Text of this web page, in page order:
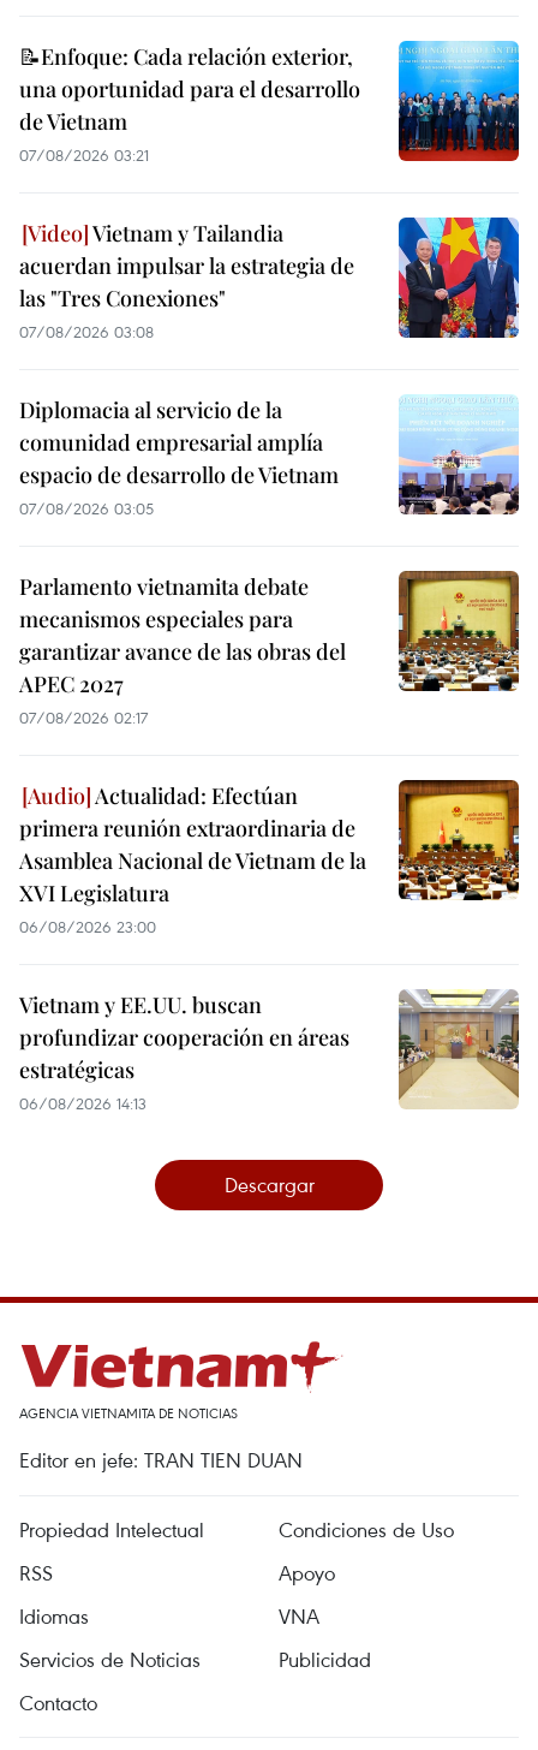
📝Enfoque: Cada relación exterior,
una oportunidad para el desarrollo
de Vietnam
07/08/2026 03:21
Vietnam y Tailandia
acuerdan impulsar la estrategia de
las "Tres Conexiones"
07/08/2026 03:08
Diplomacia al servicio de la
comunidad empresarial amplía
espacio de desarrollo de Vietnam
07/08/2026 03:05
Parlamento vietnamita debate
mecanismos especiales para
garantizar avance de las obras del
APEC 2027
07/08/2026 02:17
Actualidad: Efectúan
primera reunión extraordinaria de
Asamblea Nacional de Vietnam de la
XVI Legislatura
06/08/2026 23:00
Vietnam y EE.UU. buscan
profundizar cooperación en áreas
estratégicas
06/08/2026 14:13
Descargar
AGENCIA VIETNAMITA DE NOTICIAS
Editor en jefe: TRAN TIEN DUAN
Propiedad Intelectual
Condiciones de Uso
RSS
Apoyo
Idiomas
VNA
Servicios de Noticias
Publicidad
Contacto